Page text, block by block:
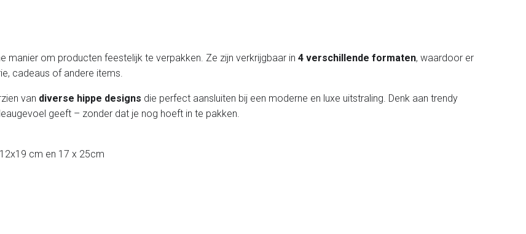
manier om producten feestelijk te verpakken. Ze zijn verkrijgbaar in 4 verschillende formaten, waardoor er
cadeaus of andere items.
van diverse hippe designs die perfect aansluiten bij een moderne en luxe uitstraling. Denk aan trendy
geeft – zonder dat je nog hoeft in te pakken.
cm en 17 x 25cm